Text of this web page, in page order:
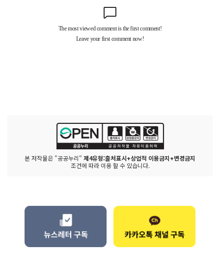
본 저작물은 "공공누리" 제4유형:출처표시+상업적 이용금지+변경금지
조건에 따라 이용 할 수 있습니다.